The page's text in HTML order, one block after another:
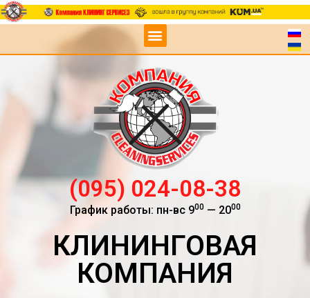
(095) 024-08-38
График работы: пн-вс 900— 2000
КЛИНИНГОВАЯ
КОМПАНИЯ